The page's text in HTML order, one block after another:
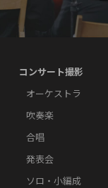
コンサート撮影
オーケストラ
吹奏楽
合唱
発表会
ソロ・小編成